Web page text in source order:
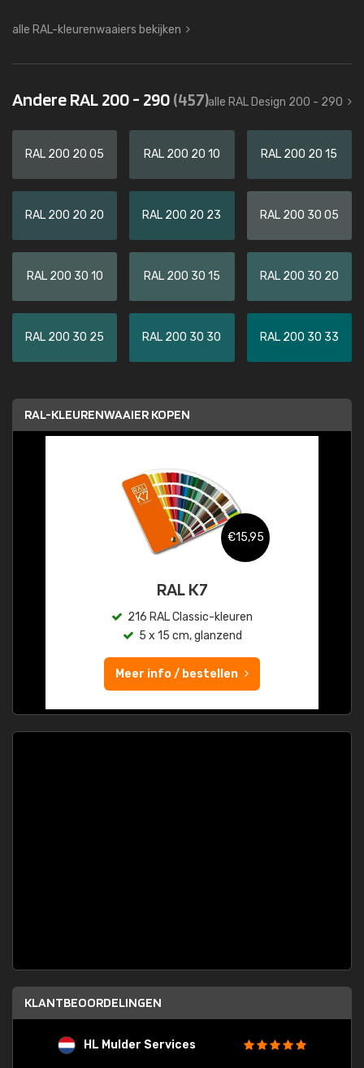
alle RAL-kleurenwaaiers bekijken
Andere RAL 200 - 290(457)alle RAL Design 200 - 290
RAL 200 20 05 RAL 200 20 10 RAL 200 20 15
RAL 200 20 20 RAL 200 20 23 RAL 200 30 05
RAL 200 30 10 RAL 200 30 15 RAL 200 30 20
RAL 200 30 25 RAL 200 30 30 RAL 200 30 33
RAL-KLEURENWAAIER KOPEN
€15,95
RAL K7
216 RAL Classic-kleuren
5 x 15 cm, glanzend
Meer info / bestellen
KLANTBEOORDELINGEN
HL Mulder Services